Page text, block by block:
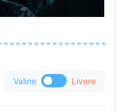
Valine Livere